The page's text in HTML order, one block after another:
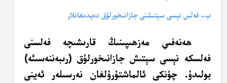
ب- فەلس نېسى سېتىشنى جازانىخورلۇق دەيدىغانلار
ھەنەفىي مەزھىپىنىڭ قارىشىچە فەلسنى
فەلسكە نېسى سېتىش جازانىخورلۇق (رىبەننەسىئە)
بولىدۇ. چۈنكى ئالماشتۇرۇلغان نەرسىلەر ئەينى